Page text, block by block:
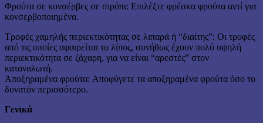
Φρούτα σε κονσέρβες σε σιρόπι: Επιλέξτε φρέσκα φρούτα αντί για
κονσερβοποιημένα.
Τροφές χαμηλής περιεκτικότητας σε λιπαρά ή “διαίτης”: Οι τροφές
από τις οποίες αφαιρείται το λίπος, συνήθως έχουν πολύ υψηλή
περιεκτικότητα σε ζάχαρη, για να είναι “αρεστές” στον
καταναλωτή.
Αποξηραμένα φρούτα: Αποφύγετε τα αποξηραμένα φρούτα όσο το
δυνατόν περισσότερο.
Γενικά